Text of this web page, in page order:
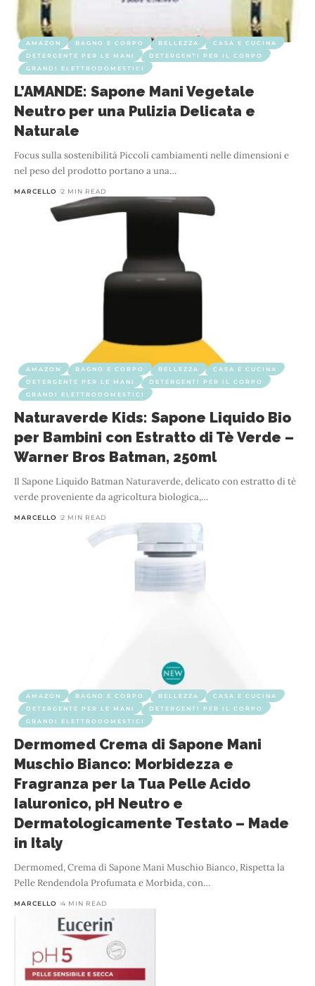
AMAZON BAGNO E CORPO BELLEZZA
CASA E CUCINA
DETERGENTE PER LE MANI
DETERGENTI PER IL CORPO
GRANDI ELETTRODOMESTICI
L’AMANDE: Sapone Mani Vegetale
Neutro per una Pulizia Delicata e
Naturale
Focus sulla sostenibilità Piccoli cambiamenti nelle dimensioni e
nel peso del prodotto portano a una…
MARCELLO 2 MIN READ
AMAZON BAGNO E CORPO BELLEZZA
CASA E CUCINA
DETERGENTE PER LE MANI
DETERGENTI PER IL CORPO
GRANDI ELETTRODOMESTICI
Naturaverde Kids: Sapone Liquido Bio
per Bambini con Estratto di Tè Verde –
Warner Bros Batman, 250ml
Il Sapone Liquido Batman Naturaverde, delicato con estratto di tè
verde proveniente da agricoltura biologica,…
MARCELLO 2 MIN READ
AMAZON BAGNO E CORPO BELLEZZA
CASA E CUCINA
DETERGENTE PER LE MANI
DETERGENTI PER IL CORPO
GRANDI ELETTRODOMESTICI
Dermomed Crema di Sapone Mani
Muschio Bianco: Morbidezza e
Fragranza per la Tua Pelle Acido
Ialuronico, pH Neutro e
Dermatologicamente Testato – Made
in Italy
Dermomed, Crema di Sapone Mani Muschio Bianco, Rispetta la
Pelle Rendendola Profumata e Morbida, con…
MARCELLO 4 MIN READ